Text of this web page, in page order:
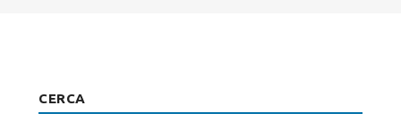
CERCA